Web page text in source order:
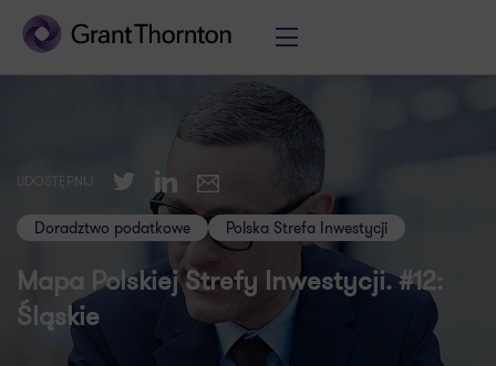
UDOSTĘPNIJ TwitterLinkedIn
E-mail
Doradztwo podatkowe Polska Strefa Inwestycji
Mapa Polskiej Strefy Inwestycji. #12:
Śląskie